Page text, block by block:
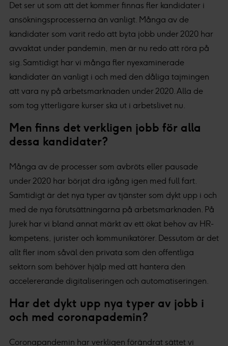
Det ser ut som att det kommer finnas fler kandidater i
ansökningsprocesserna än vanligt. Många av de
kandidater som varit redo att byta jobb under 2020 har
avvaktat under pandemin, men är nu redo att röra på
sig. Samtidigt har vi många fler nyexaminerade
kandidater än vanligt i och med den dåliga tajmingen
att vara ny på arbetsmarknaden under 2020. Alla de
som tog ytterligare kurser ska ut i arbetslivet nu.
Men finns det verkligen jobb för alla
dessa kandidater?
Många av de processer som avbröts eller pausade
under 2020 har börjat dra igång igen med full fart.
Samtidigt är det nya typer av tjänster som dykt upp i och
med de nya förutsättningarna på arbetsmarknaden. På
Jurek har vi bland annat märkt av ett ökat behov av HR-
kompetens, jurister och kommunikatörer. Dessutom är det
allt fler inom såväl den privata som den offentliga
sektorn som behöver hjälp med att hantera den
accelererande digitaliseringen och automatiseringen.
Har det dykt upp nya typer av jobb i
och med coronapademin?
Coronapandemin har verkligen förändrat sättet vi